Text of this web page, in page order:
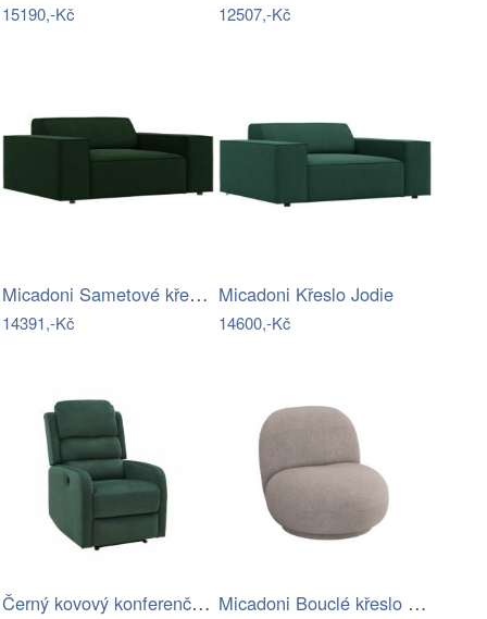
15190,-Kč 12507,-Kč
Micadoni Sametové křeslo Jodie
14391,-Kč
Micadoni Křeslo Jodie
14600,-Kč
Černý kovový konferenční stolek J-line… Micadoni Bouclé křeslo Chuck